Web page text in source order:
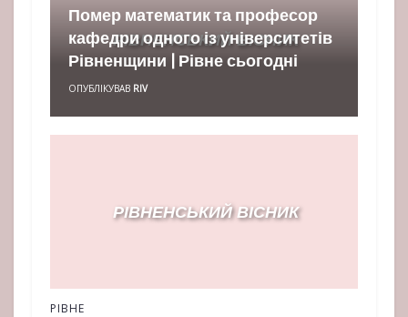
Помер математик та професор
кафедри одного із університетів
Рівненщини | Рівне сьогодні
ОПУБЛІКУВАВ RIV
РІВНЕ